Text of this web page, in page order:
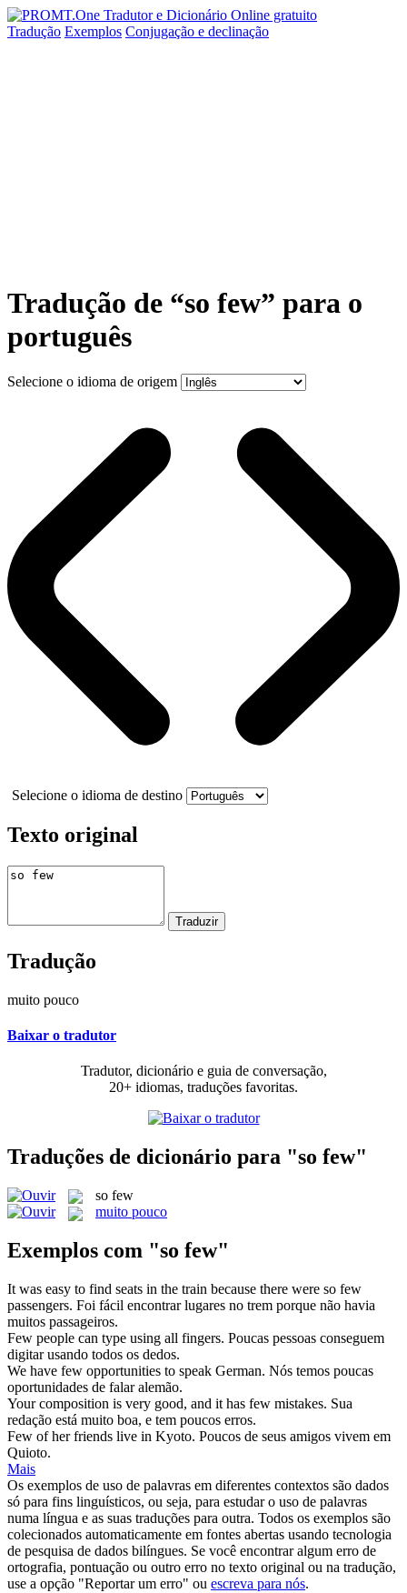
Tradução Exemplos Conjugação e declinação
Tradução de “so few” para o
português
Selecione o idioma de origem
Selecione o idioma de destino
Texto original
Tradução
muito pouco
Baixar o tradutor
Tradutor, dicionário e guia de conversação,
20+ idiomas, traduções favoritas.
Traduções de dicionário para "so few"
so few
muito pouco
Exemplos com "so few"
It was easy to find seats in the train because there were so few
passengers. Foi fácil encontrar lugares no trem porque não havia
muitos passageiros.
Few people can type using all fingers. Poucas pessoas conseguem
digitar usando todos os dedos.
We have few opportunities to speak German. Nós temos poucas
oportunidades de falar alemão.
Your composition is very good, and it has few mistakes. Sua
redação está muito boa, e tem poucos erros.
Few of her friends live in Kyoto. Poucos de seus amigos vivem em
Quioto.
Mais
Os exemplos de uso de palavras em diferentes contextos são dados
só para fins linguísticos, ou seja, para estudar o uso de palavras
numa língua e as suas traduções para outra. Todos os exemplos são
colecionados automaticamente em fontes abertas usando tecnologia
de pesquisa de dados bilíngues. Se você encontrar algum erro de
ortografia, pontuação ou outro erro no texto original ou na tradução,
use a opção "Reportar um erro" ou escreva para nós.